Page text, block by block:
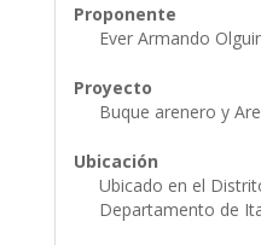
Proponente
Ever Armando
Proyecto
Buque arenero y
Ubicación
Ubicado en el
Departamento de